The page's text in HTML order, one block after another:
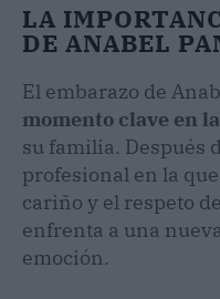
LA
DE ANABEL
El embarazo de
momento clave en
su familia. Después
profesional en la
cariño y el respeto
enfrenta a una
emoción.